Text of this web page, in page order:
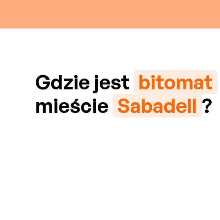
Gdzie jest bitomat
mieście Sabadell ?